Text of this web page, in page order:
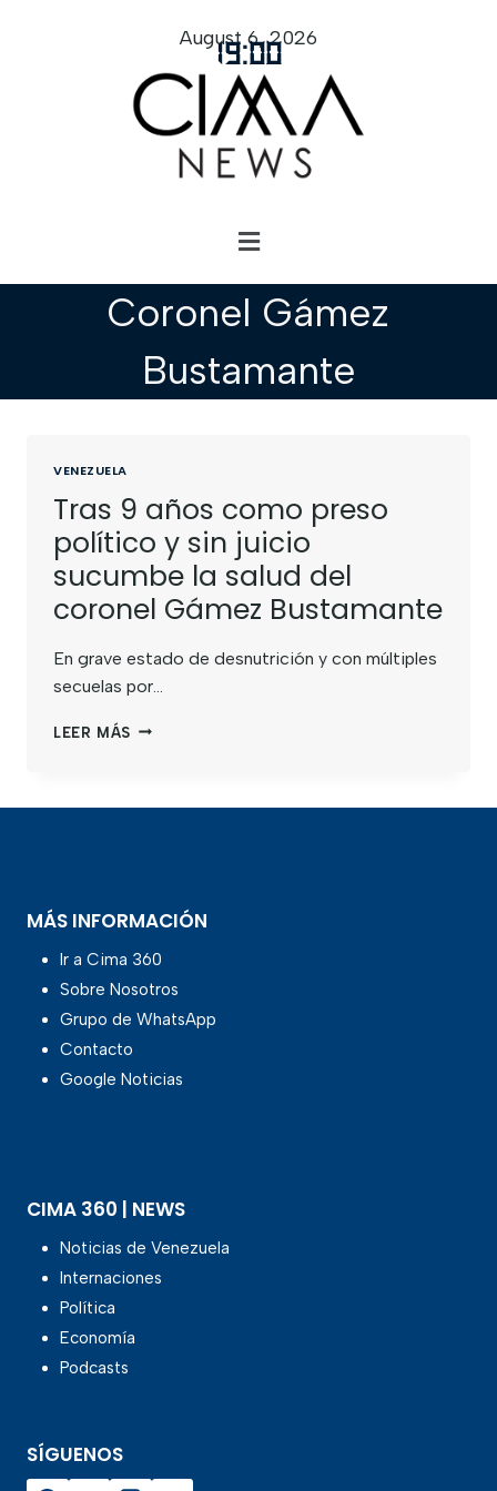
19:00
August 6, 2026
Coronel Gámez
Bustamante
VENEZUELA
Tras 9 años como preso
político y sin juicio
sucumbe la salud del
coronel Gámez Bustamante
En grave estado de desnutrición y con múltiples
secuelas por…
LEER MÁS
MÁS INFORMACIÓN
Ir a Cima 360
Sobre Nosotros
Grupo de WhatsApp
Contacto
Google Noticias
CIMA 360 | NEWS
Noticias de Venezuela
Internaciones
Política
Economía
Podcasts
SÍGUENOS